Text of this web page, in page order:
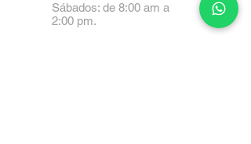
Sábados: de 8:00 am a
2:00 pm.